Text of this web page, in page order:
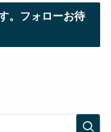
。フォローお待